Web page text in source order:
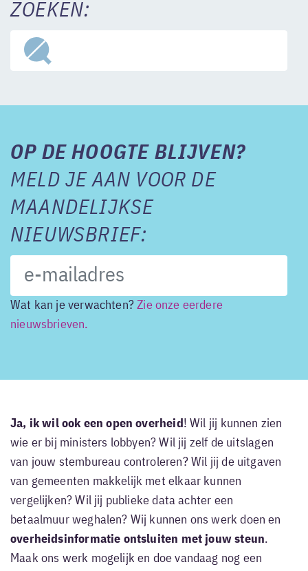
ZOEKEN:
OP DE HOOGTE BLIJVEN?
MELD JE AAN VOOR DE
MAANDELIJKSE
NIEUWSBRIEF:
Wat kan je verwachten?Zie onze eerdere
nieuwsbrieven.
Ja, ik wil ook een open overheid ! Wil jij kunnen zien
wie er bij ministers lobbyen? Wil jij zelf de uitslagen
van jouw stembureau controleren? Wil jij de uitgaven
van gemeenten makkelijk met elkaar kunnen
vergelijken? Wil jij publieke data achter een
betaalmuur weghalen? Wij kunnen ons werk doen en
overheidsinformatie ontsluiten met jouw steun.
Maak ons werk mogelijk en doe vandaag nog een